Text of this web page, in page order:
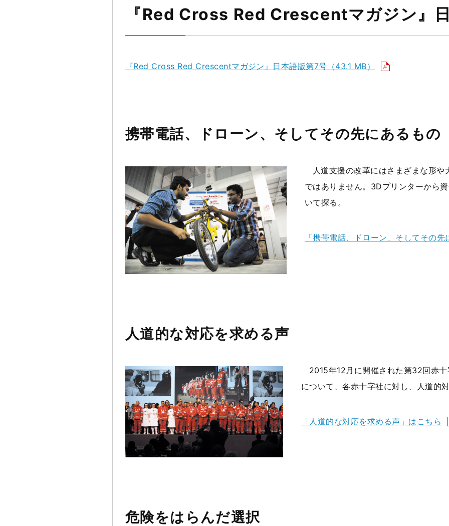
『Red Cross Red Crescentマガジン』
『Red Cross Red Crescentマガジン』日本語版第7号 （43.1 MB）
携帯電話、ドローン、そしてその先にあるもの
人道支援の改革にはさまざまな形
ではありません。3Dプリンターから
いて探る。
「携帯電話、ドローン、そしてその
人道的な対応を求める声
2015年12月に開催された第32回赤
について、各赤十字社に対し、人道的
「人道的な対応を求める声」はこちら
危険をはらんだ選択